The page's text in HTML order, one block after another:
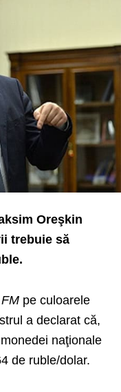
Oreşkin
trebuie să
pe culoarele
a declarat că,
naţionale
de ruble/dolar.